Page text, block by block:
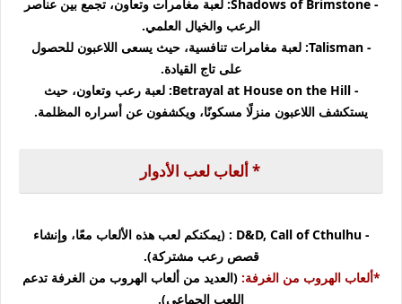
- Shadows of Brimstone: لعبة مغامرات وتعاون، تجمع بين عناصر
الرعب والخيال العلمي.
- Talisman: لعبة مغامرات تنافسية، حيث يسعى اللاعبون للحصول
على تاج القيادة.
- Betrayal at House on the Hill: لعبة رعب وتعاون، حيث
يستكشف اللاعبون منزلًا مسكونًا، ويكشفون عن أسراره المظلمة.
* ألعاب لعب الأدوار
- D&D, Call of Cthulhu :
(يمكنكم لعب هذه الألعاب معًا، وإنشاء
قصص رعب مشتركة).
*ألعاب الهروب من الغرفة: (العديد من ألعاب الهروب من الغرفة تدعم
اللعب الجماعي).